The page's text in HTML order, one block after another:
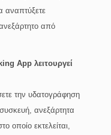
αναπτύξετε
από
App λειτουργεί
την υδατογράφηση
ανεξάρτητα
οποίο εκτελείται,